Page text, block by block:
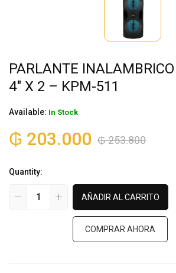
PARLANTE
4″ X 2 – KPM-511
Available: In Stock
₲253.800
₲ 203.000
Quantity:
AÑADIR AL CARRITO
COMPRAR AHORA